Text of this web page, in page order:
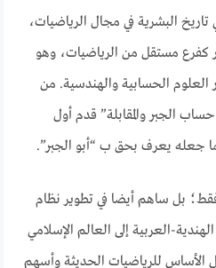
البشرية في مجال الرياضيات،
كفرع مستقل من الرياضيات، وهو
الحسابية والهندسية. من
الجبر والمقابلة” قدم أول
جعله يعرف بحق ب “أبو الجبر”.
بل ساهم أيضا في تطوير نظام
العربية إلى العالم الإسلامي
الأساس للرياضيات الحديثة وأسهم